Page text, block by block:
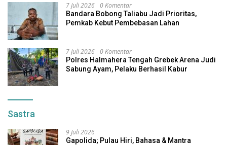
7 Juli 2026 0 Komentar
Bandara Bobong Taliabu Jadi Prioritas,
Pemkab Kebut Pembebasan Lahan
7 Juli 2026 0 Komentar
Polres Halmahera Tengah Grebek Arena Judi
Sabung Ayam, Pelaku Berhasil Kabur
Sastra
9 Juli 2026
Gapolida; Pulau Hiri, Bahasa & Mantra